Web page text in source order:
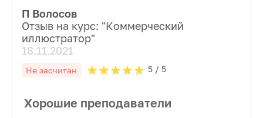
П Волосов
Отзыв на курс: "Коммерческий
иллюстратор"
18.11.2021
Не засчитан 5/ 5
Хорошие преподаватели